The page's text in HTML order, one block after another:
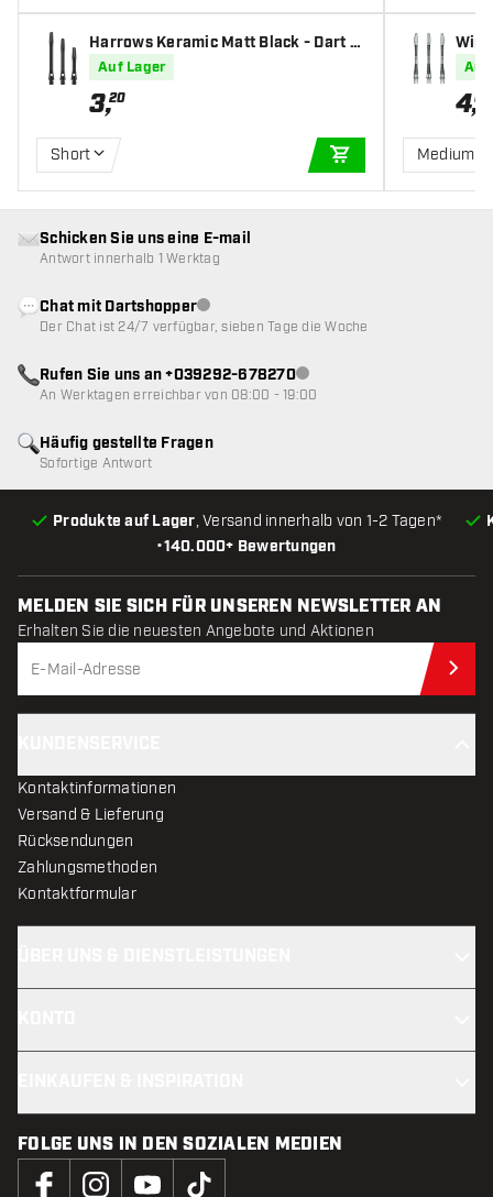
Harrows Keramic Matt Black - Dart S
hafts
Auf Lager
3,20
Short
IN DEN
Auf
4,00
Medium
•140.000+ Bewertungen
Produkte auf Lager, Versand innerhalb von 1-2 Tagen*
Häufig gestellte Fragen
Sofortige Antwort
Schicken Sie uns eine E-mail
Antwort innerhalb 1 Werktag
Chat mit DartshopperKundenservice nicht verfügbar
Der Chat ist 24/7 verfügbar, sieben Tage die Woche
Rufen Sie uns an +039292-678270Kundenservice nicht
An Werktagen erreichbar von 08:00 - 19:00
MELDEN SIE SICH FÜR UNSEREN NEWSLETTER AN
Erhalten Sie die neuesten Angebote und Aktionen
Kontaktinformationen
Versand & Lieferung
Rücksendungen
Zahlungsmethoden
Kontaktformular
FOLGE UNS IN DEN SOZIALEN MEDIEN